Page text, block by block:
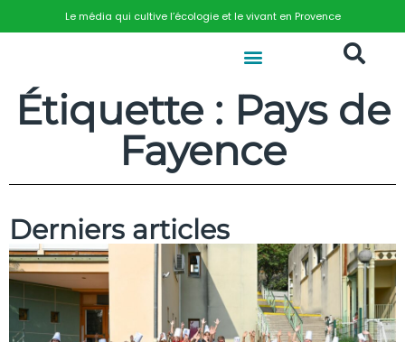
Le média qui cultive l’écologie et le vivant en Provence
Étiquette : Pays de
Fayence
Derniers articles